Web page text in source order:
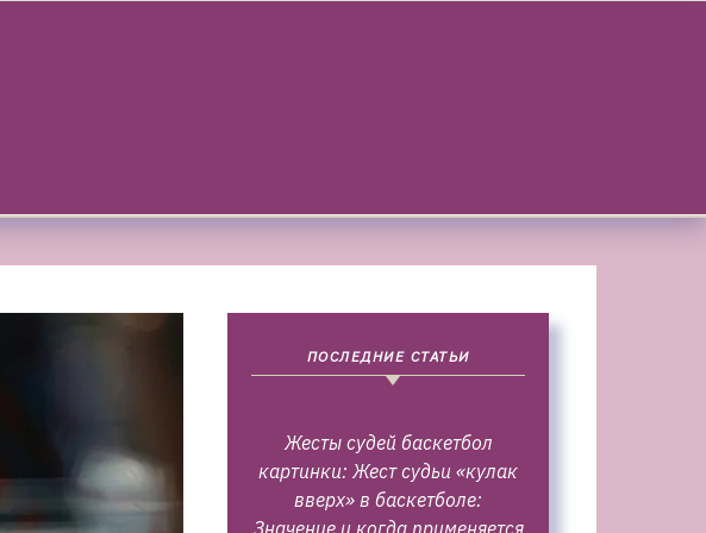
ПОСЛЕДНИЕ СТАТЬИ
Жесты судей баскетбол
картинки: Жест судьи «кулак
вверх» в баскетболе:
Значение и когда применяется